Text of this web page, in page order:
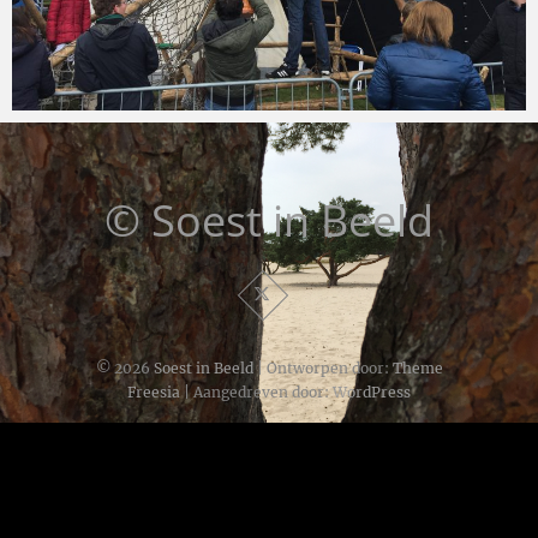
Soestinbeeld 27 april 2016
© Soest in Beeld
© 2026 Soest in Beeld| Ontworpen door: Theme
Freesia| Aangedreven door:WordPress